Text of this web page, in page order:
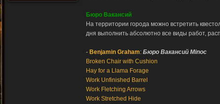
Бюро Вакансий
На территории города можно встретить
дня выполнить абсолютно все виды работ,
- Benjamin Graham: Бюро Вакансий Minoc
Broken Chair with Cushion
Hay for a Llama Forage
Work Unfinished Barrel
Work Fletching Arrows
Work Stretched Hide